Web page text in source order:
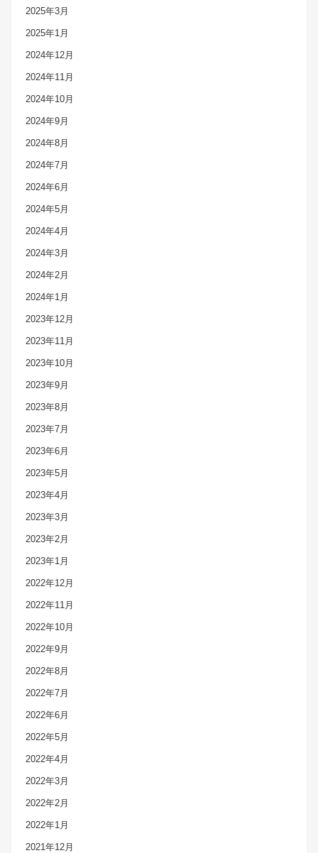
2025年3月
2025年1月
2024年12月
2024年11月
2024年10月
2024年9月
2024年8月
2024年7月
2024年6月
2024年5月
2024年4月
2024年3月
2024年2月
2024年1月
2023年12月
2023年11月
2023年10月
2023年9月
2023年8月
2023年7月
2023年6月
2023年5月
2023年4月
2023年3月
2023年2月
2023年1月
2022年12月
2022年11月
2022年10月
2022年9月
2022年8月
2022年7月
2022年6月
2022年5月
2022年4月
2022年3月
2022年2月
2022年1月
2021年12月